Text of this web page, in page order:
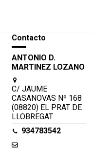
Contacto
ANTONIO D.
MARTINEZ LOZANO
C/ JAUME
CASANOVAS Nº 168
(08820) EL PRAT DE
LLOBREGAT
934783542